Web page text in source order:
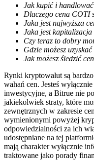
Ekskluzywne
Pożyczki
Usługa pożyczek
Jak kupić i
Dlaczego cena COTI
Jaka jest najwyższa
Jaka jest
Czy teraz to dobry
Gdzie możesz
Jak możesz śledzić
Rynki kryptowalut są
wahań cen. Jesteś
inwestycyjne, a Bitrue nie
jakiekolwiek straty, które
zewnętrznych w zakresie
wymienionymi powyżej
odpowiedzialności za ich
udostępniane na tej
mają charakter wyłącznie
traktowane jako porady